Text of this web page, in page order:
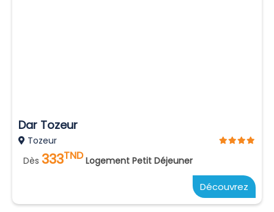
Dar Tozeur
Tozeur
Dès 333TND Logement Petit Déjeuner
Découvrez